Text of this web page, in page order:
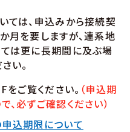
ては、申込みから接続契
月を要しますが、連系地
は更に長期間に及ぶ場
い。
ご覧ください。 （申込期
必ずご確認ください）
込期限について